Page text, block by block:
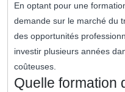
En optant pour une
demande sur le marché du
des opportunités
investir plusieurs années
coûteuses.
Quelle formation